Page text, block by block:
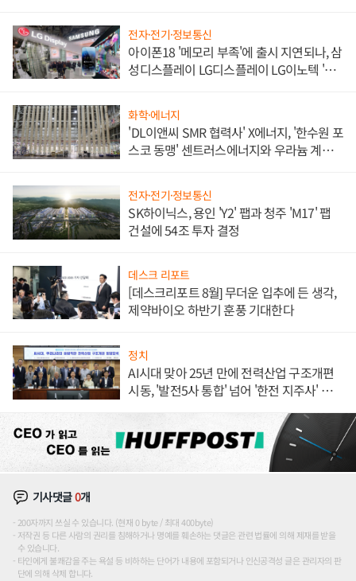
전자·전기·정보통신
아이폰18 '메모리 부족'에 출시 지연되나, 삼
성디스플레이 LG디스플레이 LG이노텍 '탈
화학·에너지
'DL이앤씨 SMR 협력사' X에너지, '한수원 포
스코 동맹' 센트러스에너지와 우라늄 계약
전자·전기·정보통신
SK하이닉스, 용인 'Y2' 팹과 청주 'M17' 팹
건설에 54조 투자 결정
데스크 리포트
[데스크리포트 8월] 무더운 입추에 든 생각,
제약바이오 하반기 훈풍 기대한다
정치
AI시대 맞아 25년 만에 전력산업 구조개편
시동, '발전5사 통합' 넘어 '한전 지주사' 재편
기사댓글0개
200자까지 쓰실 수 있습니다. (현재 0 byte / 최대 400byte)
저작권 등 다른 사람의 권리를 침해하거나 명예를 훼손하는 댓글은 관련 법률에 의해 제재를 받을
수 있습니다.
타인에게 불쾌감을 주는 욕설 등 비하하는 단어가 내용에 포함되거나 인신공격성 글은 관리자의 판
단에 의해 삭제 합니다.